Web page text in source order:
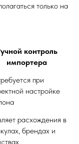
только на
контроль
импортера
при
настройке
расхождения в
брендах и